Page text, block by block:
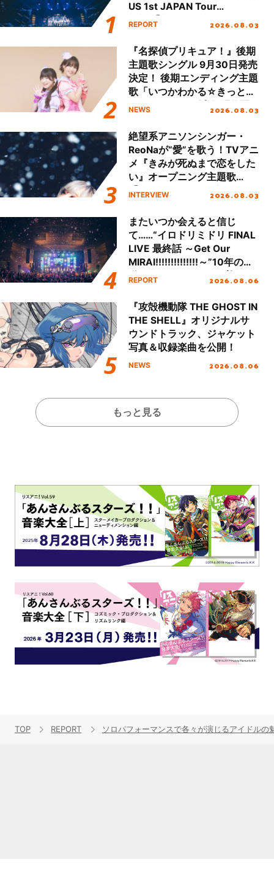
US 1st JAPAN Tour
Final「NICE to meet YOU
ート!!
REPORT 2026.08.03
『名探偵プリキュア！』後期
主題歌シングル 9月30日発売
決定！ 後期エンディング主題
歌「いつかわかる☆きっとあ
える」TVサイズ先行配信開
NEWS 2026.08.03
絶望系アニソンシンガー・
ReoNaが“愛”を歌う！TVアニ
メ『きみが死ぬまで恋をした
い』オープニング主題歌
「Amore」インタビュー
INTERVIEW 2026.08.03
またいつか会えると信じ
て……“イロドリミドリ FINAL
LIVE 最終話 ～Get Our
MIRAI!!!!!!!!!!!!!!～”10年の活
動を経てファイナルを迎える
REPORT 2026.08.06
『攻殻機動隊 THE GHOST IN
THE SHELL』オリジナルサ
ウンドトラック、ジャケット
写真＆収録楽曲を公開！
NEWS 2026.08.06
もっと見る
TOP REPORT ソロパフォーマンスで各々が演じるアイドル